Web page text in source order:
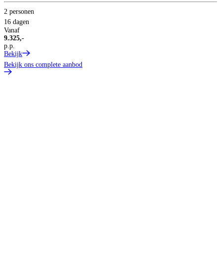
2 personen
16 dagen
Vanaf
9.325,-
p.p.
Bekijk
Bekijk ons complete aanbod